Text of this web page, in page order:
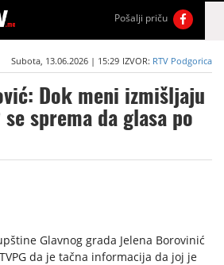
Pošalji priču
Subota, 13.06.2026 | 15:29 IZVOR: RTV Podgorica
Dok meni izmišljaju
sprema da glasa po
Glavnog grada Jelena Borovinić
da je tačna informacija da joj je